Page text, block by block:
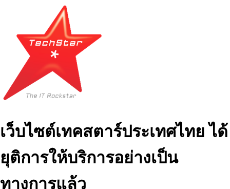
เว็บไซต์เทคสตาร์ประเทศไทย ได้
ยุติการให้บริการอย่างเป็น
ทางการแล้ว